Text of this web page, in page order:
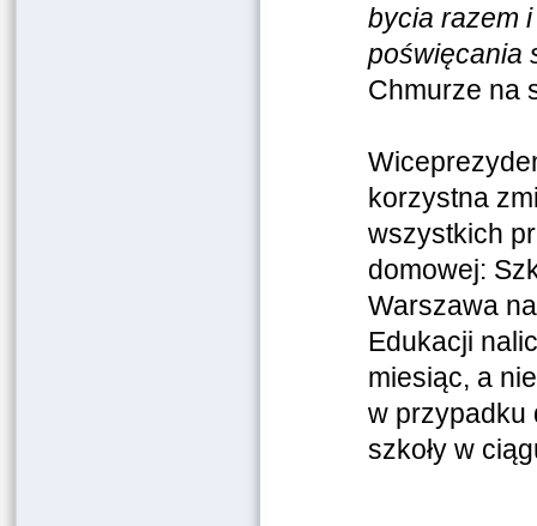
bycia razem
poświęcania
Chmurze na
korzystna
wszystkich
domowej:
Warszawa
Edukacji
miesiąc, a
w przypadku
szkoły w